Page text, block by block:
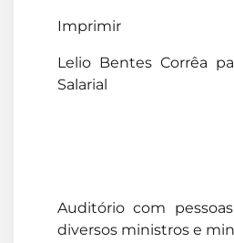
Imprimir
Lelio Bentes Corrêa
Salarial
Auditório com
diversos ministros e